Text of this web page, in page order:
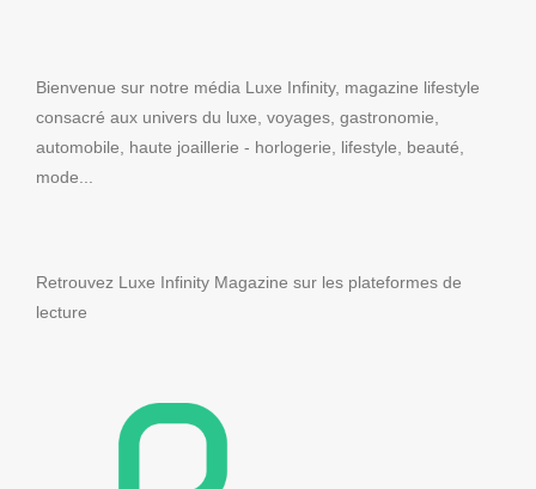
Bienvenue sur notre média Luxe Infinity, magazine lifestyle
consacré aux univers du luxe, voyages, gastronomie,
automobile, haute joaillerie - horlogerie, lifestyle, beauté,
mode...
Retrouvez Luxe Infinity Magazine sur les plateformes de
lecture